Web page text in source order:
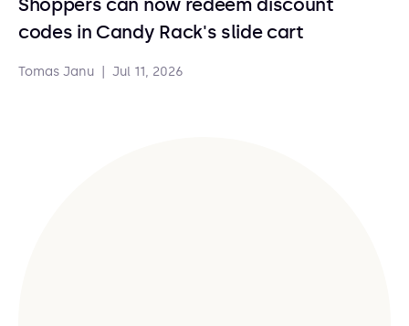
codes in Candy Rack's slide cart
Tomas Janu Jul 11, 2026